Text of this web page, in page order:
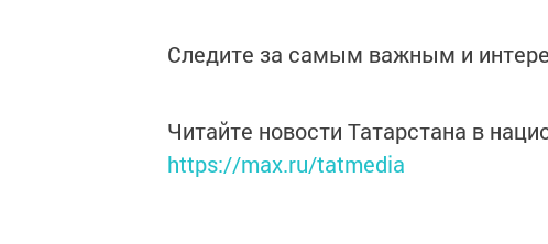
Следите за самым важным и
Читайте новости Татарстана в
https://max.ru/tatmedia